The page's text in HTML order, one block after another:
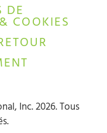
DE
COOKIES
Inc. 2026. Tous